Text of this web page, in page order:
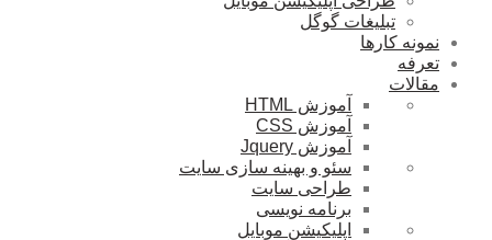
تبلیغات گوگل
نمونه کارها
تعرفه
مقالات
آموزش HTML
آموزش CSS
آموزش Jquery
سئو و بهینه سازی سایت
طراحی سایت
برنامه نویسی
اپلیکیشن موبایل